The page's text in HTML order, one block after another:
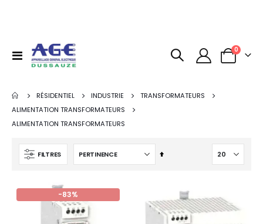
Basculer
Panier
0articles
RÉSIDENTIEL INDUSTRIE
TRANSFORMATEURS
ALIMENTATION TRANSFORMATEURS
ALIMENTATION TRANSFORMATEURS
FILTRES
Par
-83%